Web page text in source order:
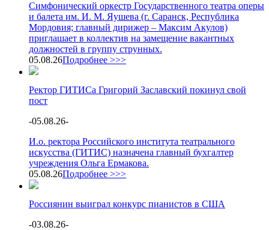
Симфонический оркестр Государственного театра оперы
и балета им. И. М. Яушева (г. Саранск, Республика
Мордовия; главный дирижер – Максим Акулов)
приглашает в коллектив на замещение вакантных
должностей в группу струнных.
05.08.26Подробнее >>>
Ректор ГИТИСа Григорий Заславский покинул свой
пост
-05.08.26-
И.о. ректора Российского института театрального
искусства (ГИТИС) назначена главный бухгалтер
учреждения Ольга Ермакова.
05.08.26Подробнее >>>
Россиянин выиграл конкурс пианистов в США
-03.08.26-